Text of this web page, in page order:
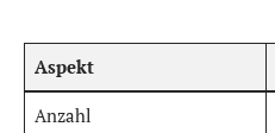
Aspekt
Anzahl